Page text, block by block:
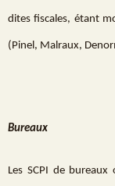
dites fiscales, étant
(Pinel, Malraux,
Bureaux
Les SCPI de